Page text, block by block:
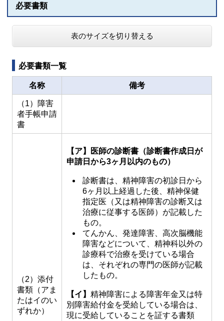
必要書類
表のサイズを切り替える
必要書類一覧
名称 備考
（1）障害
者手帳申請
書
（2）添付
書類（アま
たはイのい
ずれか）
【ア】医師の診断書（診断書作成日が
申請日から3ヶ月以内のもの）
診断書は、精神障害の初診日から
6ヶ月以上経過した後、精神保健
指定医（又は精神障害の診断又は
治療に従事する医師）が記載した
もの。
てんかん、発達障害、高次脳機能
障害などについて、精神科以外の
診療科で治療を受けている場合
は、それぞれの専門の医師が記載
したもの。
【イ】 精神障害による障害年金又は特
別障害給付金を受給している場合は、
現に受給していることを証する書類